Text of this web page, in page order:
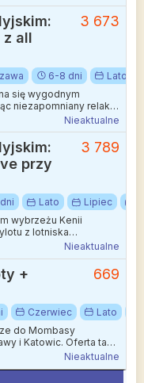
z all
3 673
6-8 dni
Lato
się wygodnym
niezapomniany relaks
Nieaktualne
przy
3 789
Lato Lipiec
wybrzeżu Kenii
z lotniska
Nieaktualne
+
669
Czerwiec Lato
do Mombasy
i Katowic. Oferta ta
egzotyczne
wygodny przelot
Nieaktualne